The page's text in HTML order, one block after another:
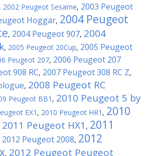
, 2002 Peugeot Sesame, 2003 Peugeot
Hoggar, 2004 Peugeot
, 2004 Peugeot 907, 2004
, 2005 Peugeot 20Cup, 2005 Peugeot
Peugeot 207, 2006 Peugeot 207
908 RC, 2007 Peugeot 308 RC Z,
, 2008 Peugeot RC
Peugeot BB1 , 2010 Peugeot 5 by
EX1 , 2010 Peugeot HR1 , 2010
2011 Peugeot HX1 , 2011
2012 Peugeot 2008, 2012
, 2012 Peugeot Peugeot